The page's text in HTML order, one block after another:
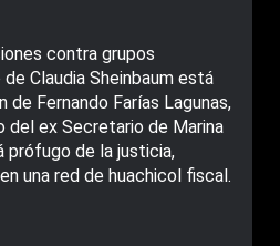
contra grupos
Claudia Sheinbaum está
Fernando Farías Lagunas,
ex Secretario de Marina
prófugo de la justicia,
una red de huachicol fiscal.